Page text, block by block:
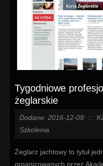
Tygodniowe
żeglarskie
Dodane: 2016-12-09 ::
Szkolenia
Żeglarz jachtowy to tytuł
organizowanych przez